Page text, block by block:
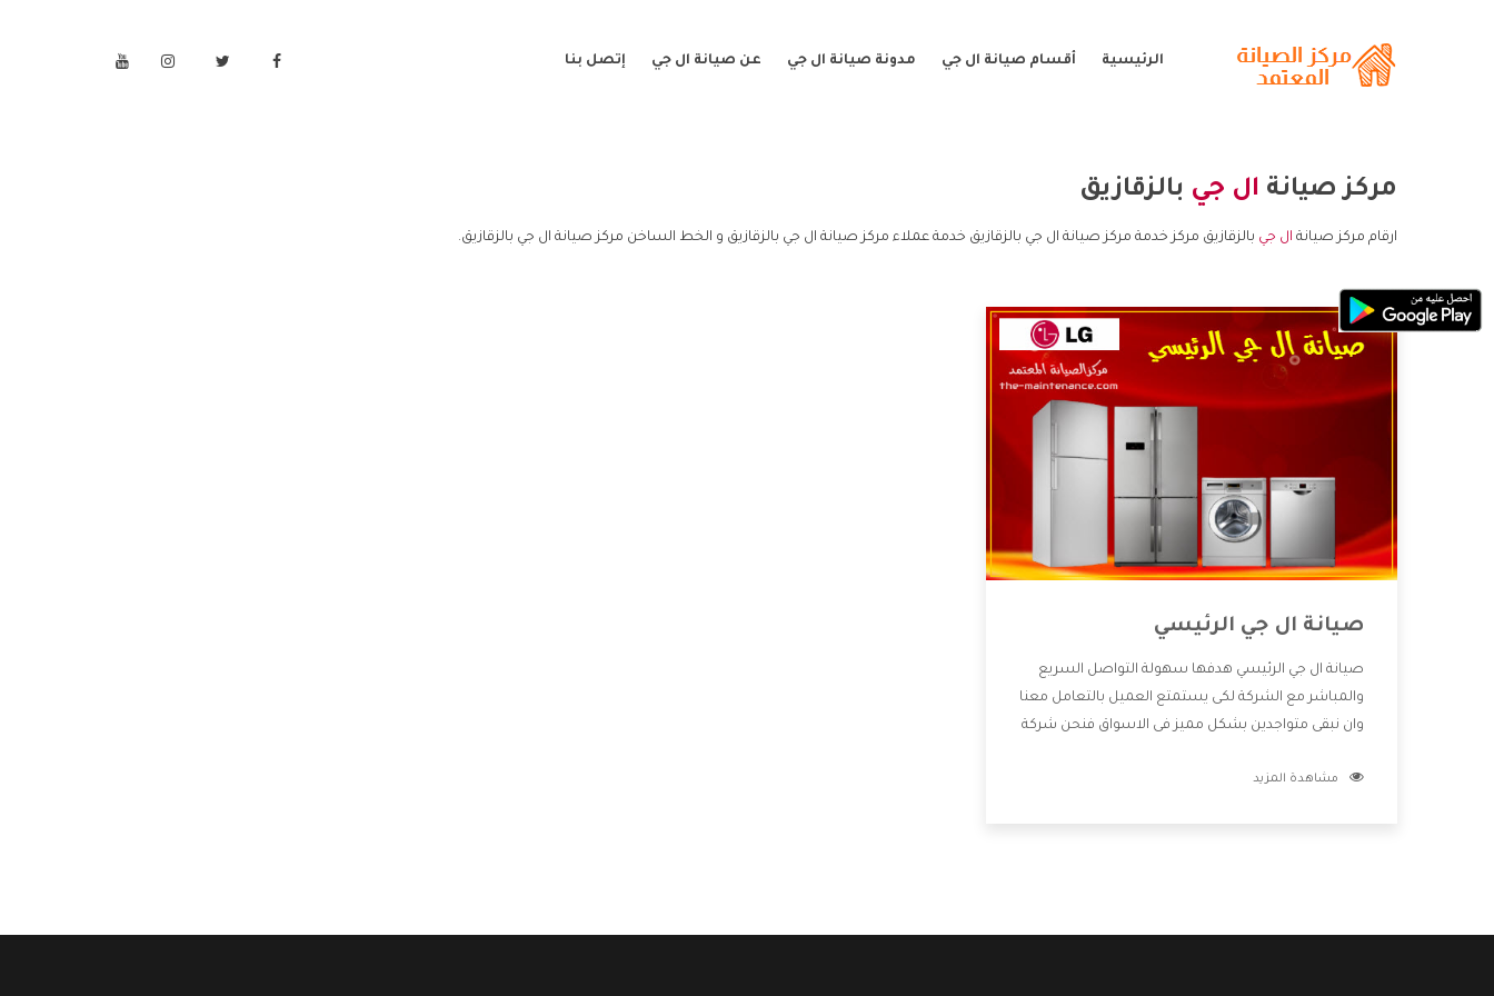
الرئيسية أقسام صيانة ال جي مدونة صيانة ال جي عن صيانة ال جي إتصل بنا
مركز صيانة ال جي بالزقازيق
ارقام مركز صيانة ال جي بالزقازيق مركز خدمة مركز صيانة ال جي بالزقازيق خدمة عملاء مركز صيانة ال جي بالزقازيق و الخط الساخن مركز صيانة ال جي بالزقازيق.
صيانة ال جي الرئيسي
صيانة ال جي الرئيسي هدفها سهولة التواصل السريع
والمباشر مع الشركة لكى يستمتع العميل بالتعامل معنا
وان نبقى متواجدين بشكل مميز فى الاسواق فنحن شركة
بالخدمات التى تنفرد الشركة بها والتى تكون منها خدمة
مشاهدة المزيد